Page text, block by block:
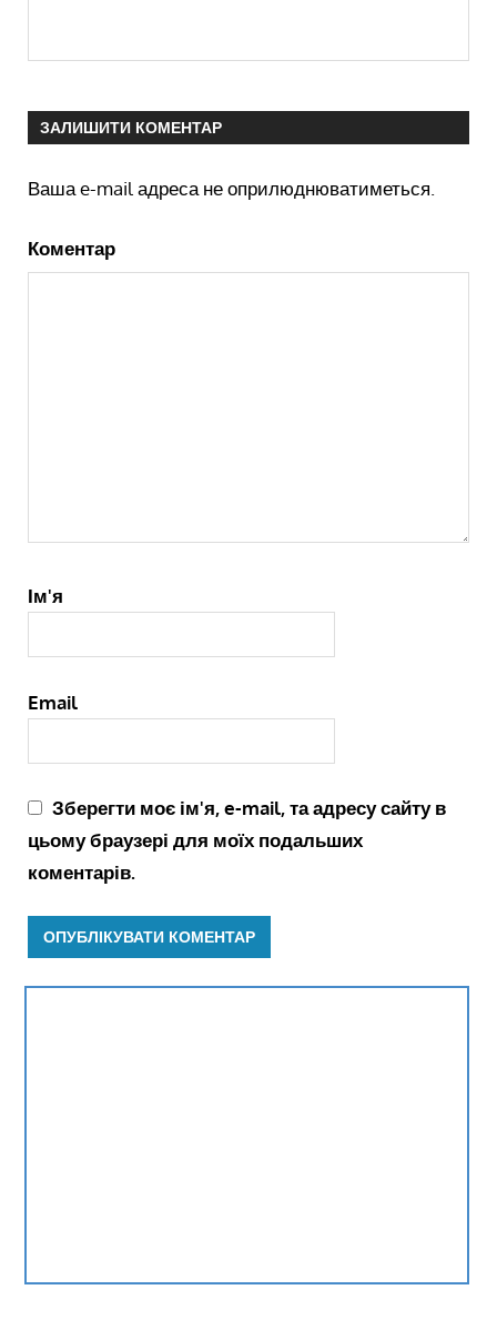
ЗАЛИШИТИ КОМЕНТАР
Ваша e-mail адреса не оприлюднюватиметься.
Коментар
Ім'я
Email
Зберегти моє ім'я, e-mail, та адресу сайту в
цьому браузері для моїх подальших
коментарів.